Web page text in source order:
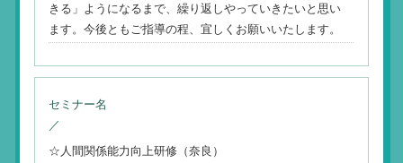
きる」ようになるまで、繰り返しやっていきたいと思い
ます。今後ともご指導の程、宜しくお願いいたします。
セミナー名
／
☆人間関係能力向上研修（奈良）